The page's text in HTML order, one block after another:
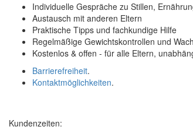
Individuelle Gespräche zu Stillen,
Austausch mit anderen Eltern
Praktische Tipps und fachkundige Hilfe
Regelmäßige Gewichtskontrollen und
Kostenlos & offen - für alle Eltern,
Barrierefreiheit.
Kontaktmöglichkeiten.
Kundenzeiten: